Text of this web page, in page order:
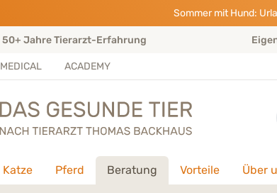
Sommer mit Hund:
50+ Jahre Tierarzt-Erfahrung
MEDICAL ACADEMY
Katze Pferd Beratung Vorteile Über